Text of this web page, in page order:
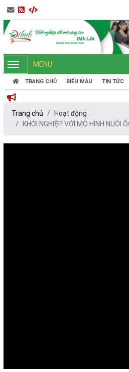
MENU
TRANG CHỦ BIỂU MẪU TIN TỨC
CỔNG
Trang chủ
Hoạt động
KHỞI NGHIỆP VỚI MÔ HÌNH NUÔI